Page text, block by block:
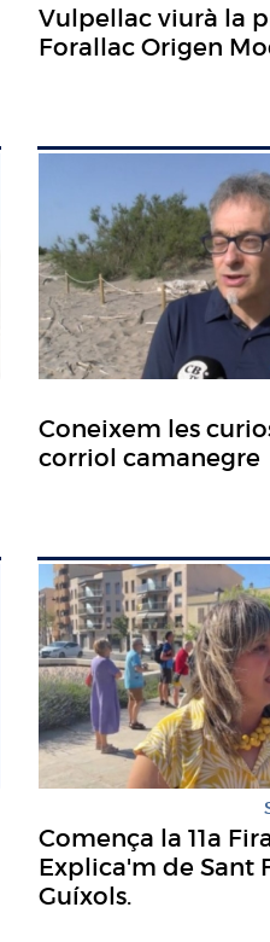
Vulpellac viurà la
Forallac Origen
Coneixem les
corriol camanegre
Comença la 11a
Explica'm de Sant
Guíxols.